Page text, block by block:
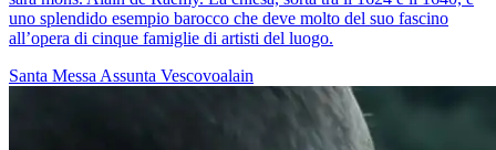
uno splendido esempio barocco che deve molto del suo fascino
all’opera di cinque famiglie di artisti del luogo.
Santa Messa Assunta Vescovoalain